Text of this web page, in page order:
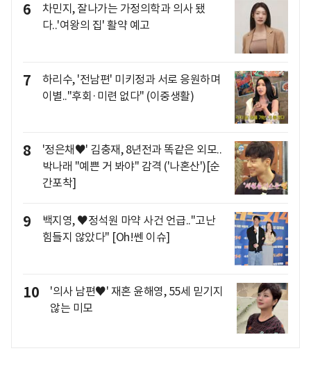
6
차민지, 잘나가는 가정의학과 의사 됐
다..'여왕의 집' 활약 예고
7
하리수, '전남편' 미키정과 서로 응원하며
이별.."후회·미련 없다" (이중생활)
8
'정은채♥' 김충재, 8년전과 똑같은 외모..
박나래 "예쁜 거 봐야" 감격 ('나혼산')[순
간포착]
9
백지영, ♥정석원 마약 사건 언급.."고난
힘들지 않았다" [Oh!쎈 이슈]
10
'의사 남편♥' 재혼 윤해영, 55세 믿기지
않는 미모